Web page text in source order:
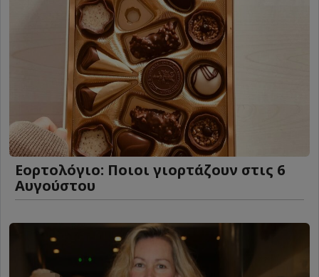
Εορτολόγιο: Ποιοι γιορτάζουν στις 6
Αυγούστου